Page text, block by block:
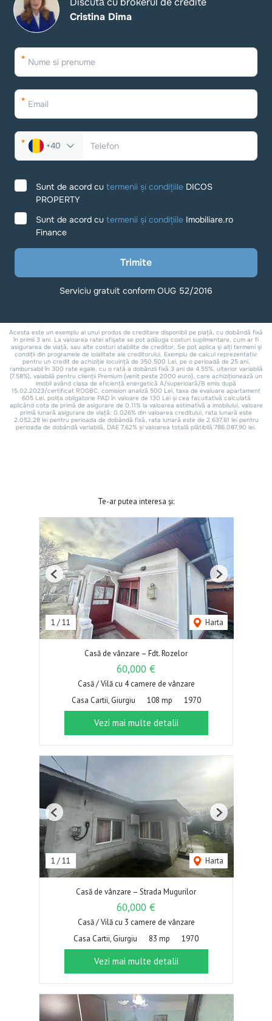
Te-ar putea interesa și:
1 /11 Harta
Previous Next
Casă de vânzare – Fdt. Rozelor
60,000 €
Casă / Vilă cu 4 camere de vânzare
Casa Cartii, Giurgiu
108 mp 1970
Vezi mai multe detalii
1 /11 Harta
Previous Next
Casă de vânzare – Strada Mugurilor
60,000 €
Casă / Vilă cu 3 camere de vânzare
Casa Cartii, Giurgiu
83 mp 1970
Vezi mai multe detalii